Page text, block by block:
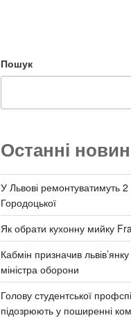
Пошук
Останні
У Львові ремонтуватимуть 2
Городоцької
Як обрати кухонну мийку
Кабмін призначив
міністра оборони
Голову студентської
підозрюють у поширенні